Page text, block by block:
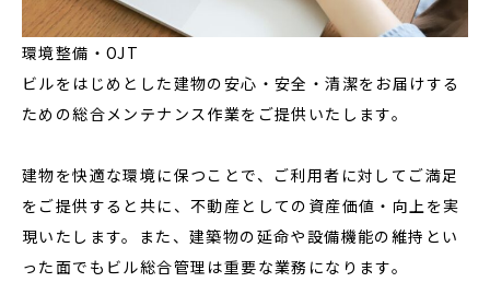
環境整備・OJT
ビルをはじめとした建物の安心・安全・清潔をお届けする
ための総合メンテナンス作業をご提供いたします。
建物を快適な環境に保つことで、ご利用者に対してご満足
をご提供すると共に、不動産としての資産価値・向上を実
現いたします。また、建築物の延命や設備機能の維持とい
った面でもビル総合管理は重要な業務になります。